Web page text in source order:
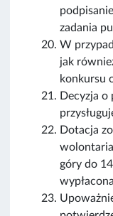
zadania
W
jak
konkursu
Decyzja o
Dotacja
góry do